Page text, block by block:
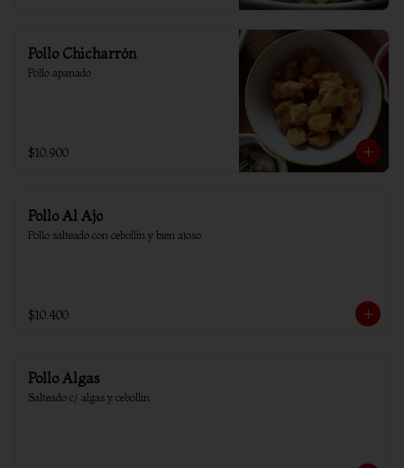
Pollo Chicharrón
Pollo apanado
$10.900
Pollo Al Ajo
Pollo salteado con cebollín y bien ajoso
$10.400
Pollo Algas
Salteado c/ algas y cebollin